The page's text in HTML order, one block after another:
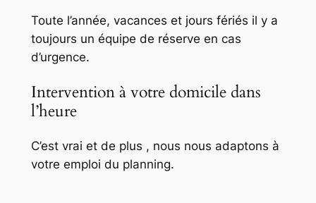
Toute l’année, vacances et jours fériés il y a
toujours un équipe de réserve en cas
d’urgence.
Intervention à votre domicile dans
l’heure
C’est vrai et de plus , nous nous adaptons à
votre emploi du planning.